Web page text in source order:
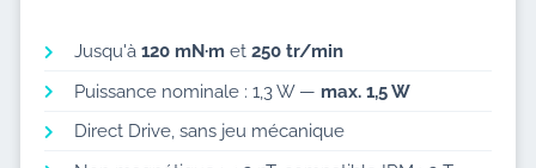
Jusqu'à 120 mN·m et 250 tr/min
Puissance nominale : 1,3 W — max. 1,5 W
Direct Drive, sans jeu mécanique